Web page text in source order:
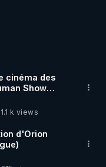
cinéma des
Show
1.1 k views
d'Orion